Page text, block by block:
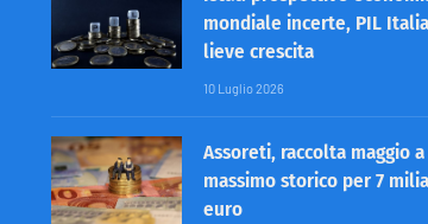
mondiale incerte, PIL
lieve crescita
10 Luglio 2026
Assoreti, raccolta maggio
massimo storico per 7
euro